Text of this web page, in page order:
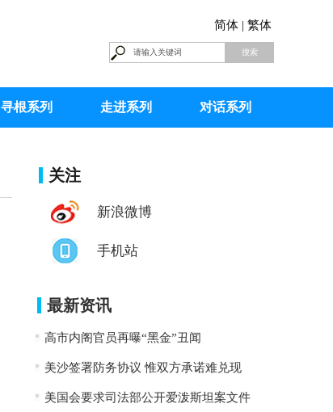
简体 | 繁体
寻根系列 走进系列 对话系列
关注
新浪微博
手机站
最新资讯
高市内阁官员再曝“黑金”丑闻
美沙签署防务协议 惟双方承诺难兑现
美国会要求司法部公开爱泼斯坦案文件